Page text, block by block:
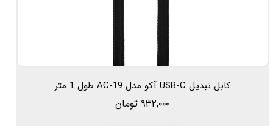
کابل تبدیل USB-C آکو مدل AC-19 طول 1 متر
۹۳۲,۰۰۰ تومان